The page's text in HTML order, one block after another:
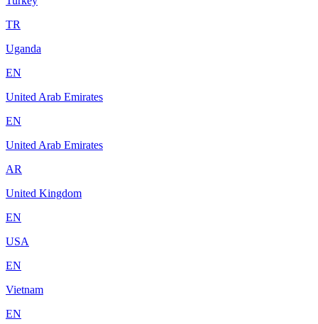
TR
Uganda
EN
United Arab Emirates
EN
United Arab Emirates
AR
United Kingdom
EN
USA
EN
Vietnam
EN